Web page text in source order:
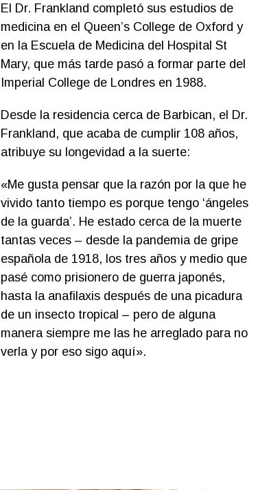
El Dr. Frankland completó sus estudios de
medicina en el Queen’s College de Oxford y
en la Escuela de Medicina del Hospital St
Mary, que más tarde pasó a formar parte del
Imperial College de Londres en 1988.
Desde la residencia cerca de Barbican, el Dr.
Frankland, que acaba de cumplir 108 años,
atribuye su longevidad a la suerte:
«Me gusta pensar que la razón por la que he
vivido tanto tiempo es porque tengo ‘ángeles
de la guarda’. He estado cerca de la muerte
tantas veces – desde la pandemia de gripe
española de 1918, los tres años y medio que
pasé como prisionero de guerra japonés,
hasta la anafilaxis después de una picadura
de un insecto tropical – pero de alguna
manera siempre me las he arreglado para no
verla y por eso sigo aquí».